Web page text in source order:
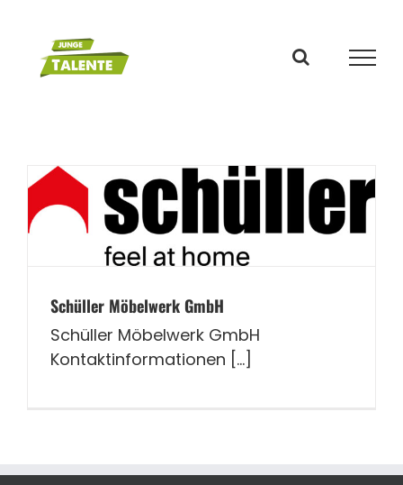
springen
Schüller Möbelwerk GmbH
Schüller Möbelwerk GmbH
Kontaktinformationen [...]